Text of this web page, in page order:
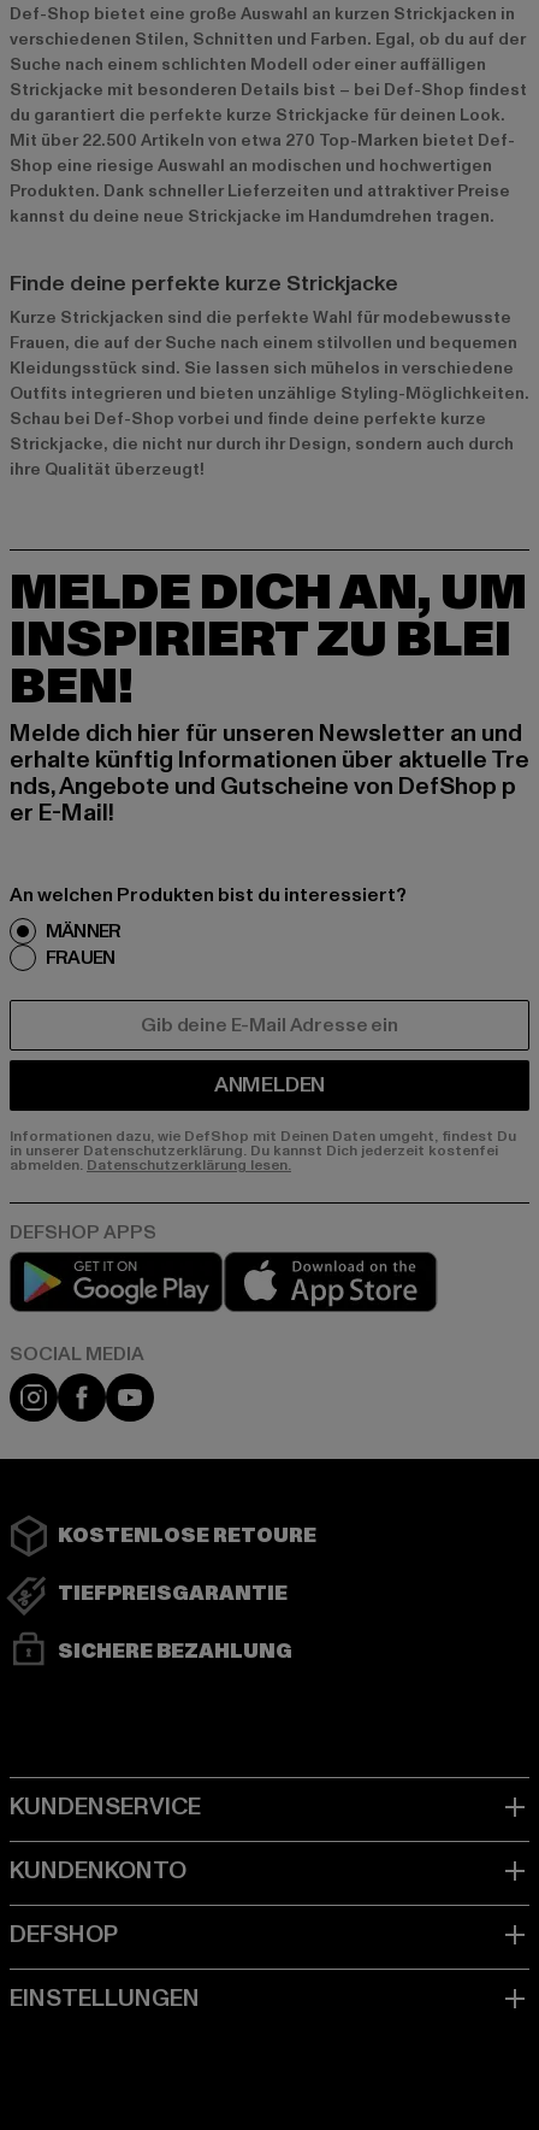
Def-Shop bietet eine große Auswahl an kurzen Strickjacken in
verschiedenen Stilen, Schnitten und Farben. Egal, ob du auf der
Suche nach einem schlichten Modell oder einer auffälligen
Strickjacke mit besonderen Details bist – bei Def-Shop findest
du garantiert die perfekte kurze Strickjacke für deinen Look.
Mit über 22.500 Artikeln von etwa 270 Top-Marken bietet Def-
Shop eine riesige Auswahl an modischen und hochwertigen
Produkten. Dank schneller Lieferzeiten und attraktiver Preise
kannst du deine neue Strickjacke im Handumdrehen tragen.
Finde deine perfekte kurze Strickjacke
Kurze Strickjacken sind die perfekte Wahl für modebewusste
Frauen, die auf der Suche nach einem stilvollen und bequemen
Kleidungsstück sind. Sie lassen sich mühelos in verschiedene
Outfits integrieren und bieten unzählige Styling-Möglichkeiten.
Schau bei Def-Shop vorbei und finde deine perfekte kurze
Strickjacke, die nicht nur durch ihr Design, sondern auch durch
ihre Qualität überzeugt!
MELDE DICH AN, UM
INSPIRIERT ZU BLEI
BEN!
Melde dich hier für unseren Newsletter an und
erhalte künftig Informationen über aktuelle Tre
nds, Angebote und Gutscheine von DefShop p
er E-Mail!
An welchen Produkten bist du interessiert?
MÄNNER
FRAUEN
ANMELDEN
Informationen dazu, wie DefShop mit Deinen Daten umgeht, findest Du
in unserer Datenschutzerklärung. Du kannst Dich jederzeit kostenfei
abmelden. Datenschutzerklärung lesen.
Play market
Instagram
FacebookYouTube
KOSTENLOSE RETOURE
TIEFPREISGARANTIE
SICHERE BEZAHLUNG